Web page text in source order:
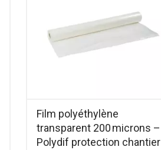
Film polyéthylène
transparent 200 microns –
Polydif protection chantier